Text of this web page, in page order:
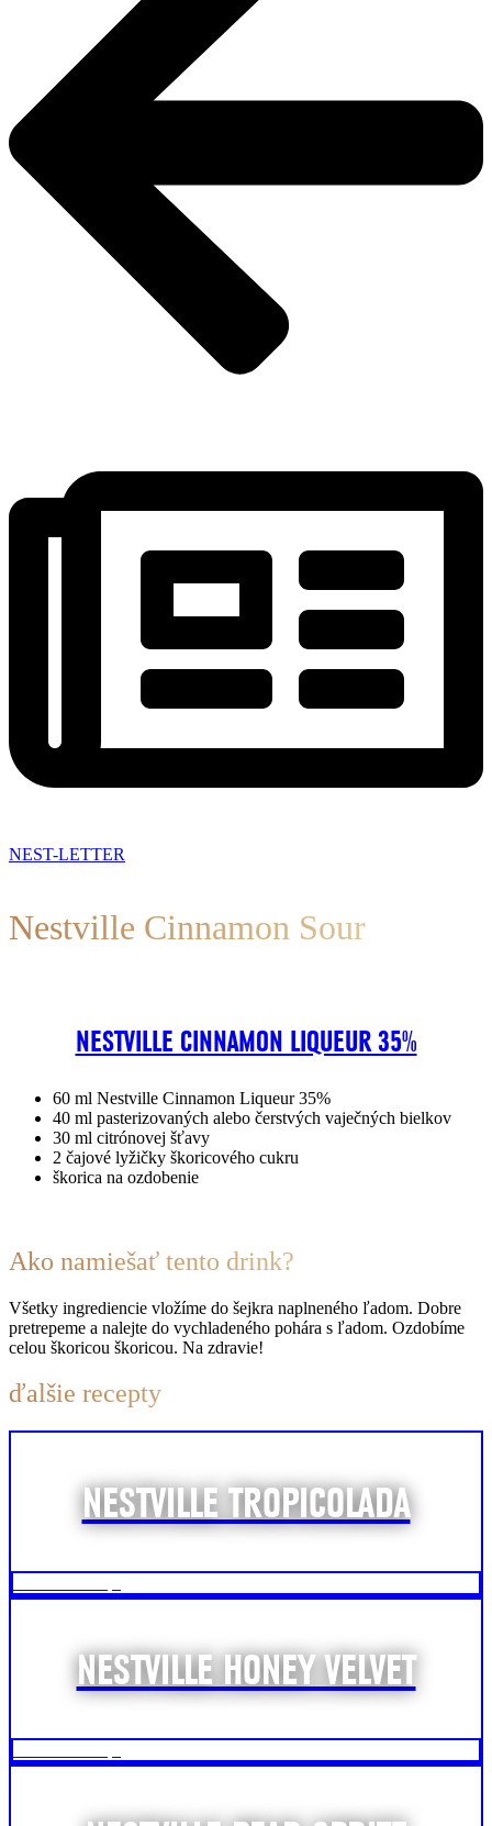
NEST-LETTER
Nestville Cinnamon Sour
NESTVILLE CINNAMON LIQUEUR 35%
60 ml Nestville Cinnamon Liqueur 35%
40 ml pasterizovaných alebo čerstvých vaječných bielkov
30 ml citrónovej šťavy
2 čajové lyžičky škoricového cukru
škorica na ozdobenie
Ako namiešať tento drink?
Všetky ingrediencie vložíme do šejkra naplneného ľadom. Dobre
pretrepeme a nalejte do vychladeného pohára s ľadom. Ozdobíme
celou škoricou škoricou. Na zdravie!
ďalšie recepty
NESTVILLE TROPICOLADA
NESTVILLE HONEY VELVET